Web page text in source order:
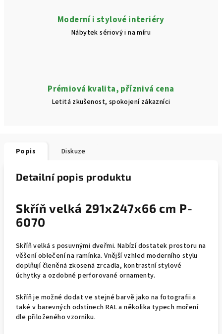
Moderní i stylové interiéry
Nábytek sériový i na míru
Prémiová kvalita, příznivá cena
Letitá zkušenost, spokojení zákazníci
Popis Diskuze
Detailní popis produktu
Skříň velká 291x247x66 cm P-
6070
Skříň velká s posuvnými dveřmi. Nabízí dostatek prostoru na
věšení oblečení na ramínka. Vnější vzhled moderního stylu
doplňují členěná zkosená zrcadla, kontrastní stylové
úchytky a ozdobné perforované ornamenty.
Skříň je možné dodat ve stejné barvě jako na fotografii a
také v barevných odstínech RAL a několika typech moření
dle přiloženého vzorníku.